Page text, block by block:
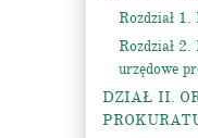
Rozdział
Rozdział
urzędowe
DZIAŁ II.